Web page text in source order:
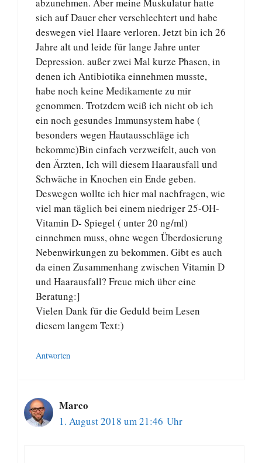
sich auf Dauer eher verschlechtert und habe
deswegen viel Haare verloren. Jetzt bin ich 26
Jahre alt und leide für lange Jahre unter
Depression. außer zwei Mal kurze Phasen, in
denen ich Antibiotika einnehmen musste,
habe noch keine Medikamente zu mir
genommen. Trotzdem weiß ich nicht ob ich
ein noch gesundes Immunsystem habe (
besonders wegen Hautausschläge ich
bekomme)Bin einfach verzweifelt, auch von
den Ärzten, Ich will diesem Haarausfall und
Schwäche in Knochen ein Ende geben.
Deswegen wollte ich hier mal nachfragen, wie
viel man täglich bei einem niedriger 25-OH-
Vitamin D- Spiegel ( unter 20 ng/ml)
einnehmen muss, ohne wegen Überdosierung
Nebenwirkungen zu bekommen. Gibt es auch
da einen Zusammenhang zwischen Vitamin D
und Haarausfall? Freue mich über eine
Beratung:]
Vielen Dank für die Geduld beim Lesen
diesem langem Text:)
Antworten
Marco
1. August 2018 um 21:46 Uhr